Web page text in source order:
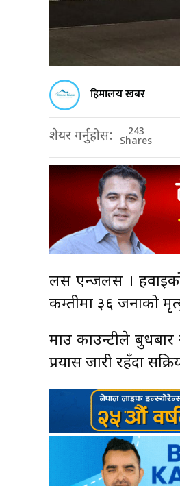
हिमालय खबर
शेयर गर्नुहोस: 243
Shares
लस एन्जलस ।
कम्तीमा ३६ जनाको
माउ काउन्टीले
प्रयास जारी रहँदा